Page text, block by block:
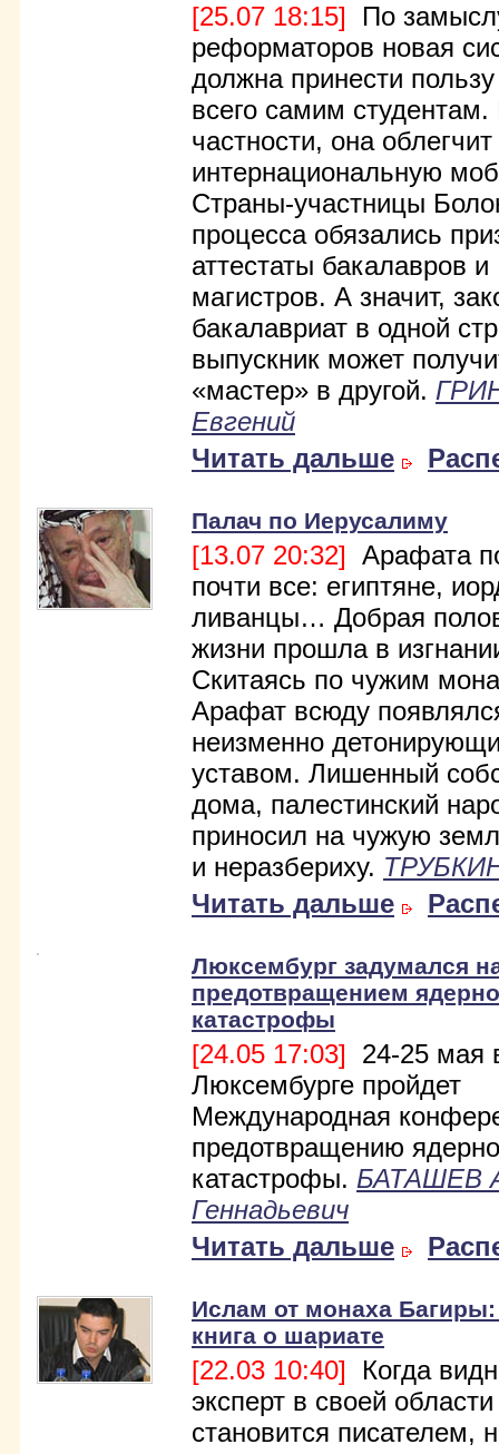
[25.07 18:15] По
реформаторов новая
должна принести
всего самим студентам.
частности, она облегчит
интернациональную
Страны-участницы
процесса обязались
аттестаты бакалавров и
магистров. А значит,
бакалавриат в одной
выпускник может
«мастер» в другой.
Евгений
Читать дальше
Палач по Иерусалиму
[13.07 20:32] Арафата
почти все: египтяне,
ливанцы… Добрая
жизни прошла в
Скитаясь по чужим
Арафат всюду
неизменно
уставом. Лишенный
дома, палестинский
приносил на чужую
и неразбериху.
Читать дальше
Люксембург задумался
предотвращением
катастрофы
[24.05 17:03] 24-25 мая
Люксембурге пройдет
Международная
предотвращению
катастрофы. БАТАШЕВ
Геннадьевич
Читать дальше
Ислам от монаха
книга о шариате
[22.03 10:40] Когда
эксперт в своей области
становится писателем,